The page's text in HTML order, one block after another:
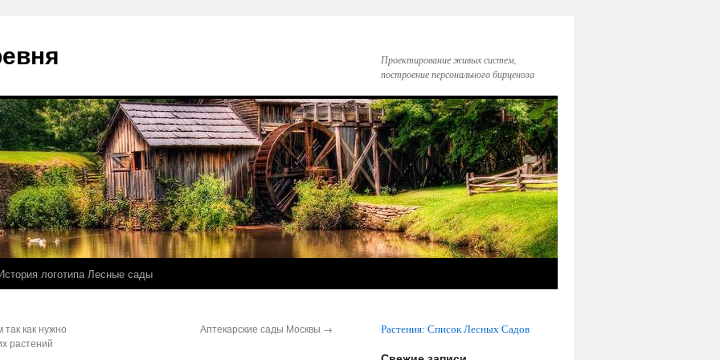
Проектирование живых систем,
построение персонального бирценоза
логотипа Лесные сады
как нужно
растений
Аптекарские сады Москвы → Растения: Список Лесных Садов